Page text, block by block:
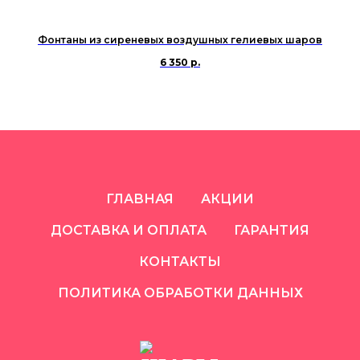
Фонтаны из сиреневых воздушных гелиевых шаров
6 350 р.
ГЛАВНАЯ АКЦИИ
ДОСТАВКА И ОПЛАТА ГАРАНТИЯ
КОНТАКТЫ
ПОЛИТИКА ОБРАБОТКИ ДАННЫХ